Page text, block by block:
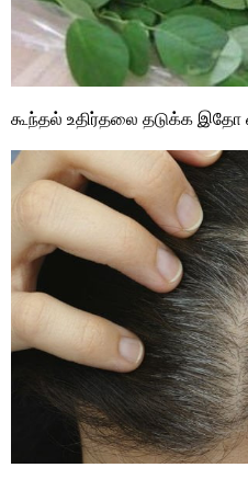
கூந்தல் உதிர்தலை தடுக்க‍